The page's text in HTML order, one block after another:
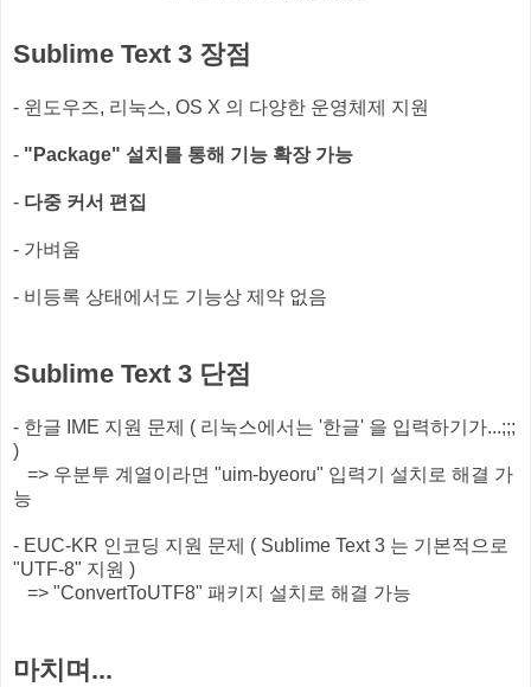
Sublime Text 3 장점
- 윈도우즈, 리눅스, OS X 의 다양한 운영체제 지원
- "Package" 설치를 통해 기능 확장 가능
- 다중 커서 편집
- 가벼움
- 비등록 상태에서도 기능상 제약 없음
Sublime Text 3 단점
- 한글 IME 지원 문제 ( 리눅스에서는 '한글' 을 입력하기가...;;;
)
=> 우분투 계열이라면 "uim-byeoru" 입력기 설치로 해결 가
능
- EUC-KR 인코딩 지원 문제 ( Sublime Text 3 는 기본적으로
"UTF-8" 지원 )
=> "ConvertToUTF8" 패키지 설치로 해결 가능
마치며...